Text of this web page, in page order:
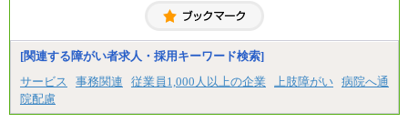
(※3)、218,500円(※4)、216,500円（※5）
※1…東京都、埼玉県、千葉県、神奈川県
※2…大阪府、京都府、兵庫県、滋賀県
※3…愛知県、静岡県
※4…北海道、宮城県、栃木県、群馬県、長野県、新
[関連する障がい者求人・採用キーワード検索]
サービス
事務関連 従業員1,000人以上の企業 上肢障がい 病院へ通
院配慮